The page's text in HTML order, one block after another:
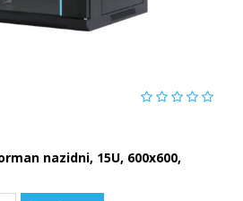
nazidni, 15U, 600x600,